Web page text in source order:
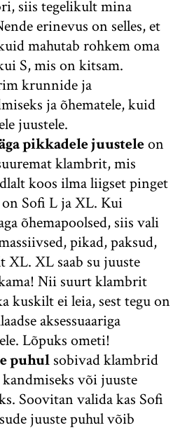
siis tegelikult mina
erinevus on selles, et
mahutab rohkem oma
S, mis on kitsam.
krunnide ja
ja õhematele, kuid
juustele.
pikkadele juusteleon
klambrit, mis
koos ilma liigset pinget
Sofi L ja XL. Kui
õhemapoolsed, siis vali
pikad, paksud,
XL. XL saab su juuste
Nii suurt klambrit
kuskilt ei leia, sest tegu on
aksessuaariga
Lõpuks ometi!
puhul sobivad klambrid
või juuste
Soovitan valida kas Sofi
juuste puhul võib